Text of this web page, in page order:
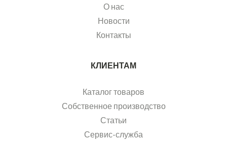
О нас
Новости
Контакты
КЛИЕНТАМ
Каталог товаров
Собственное производство
Статьи
Сервис-служба